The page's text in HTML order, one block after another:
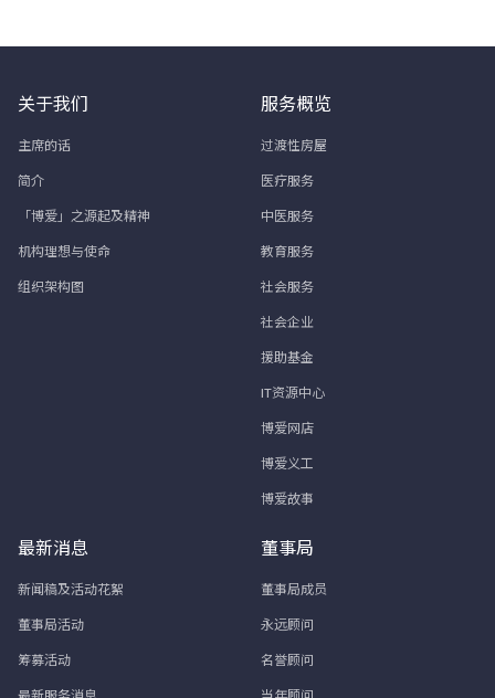
关于我们
主席的话
简介
「博爱」之源起及精神
机构理想与使命
组织架构图
服务概览
过渡性房屋
医疗服务
中医服务
教育服务
社会服务
社会企业
援助基金
IT资源中心
博爱网店
博爱义工
博爱故事
最新消息
新闻稿及活动花絮
董事局活动
筹募活动
董事局
董事局成员
永远顾问
名誉顾问